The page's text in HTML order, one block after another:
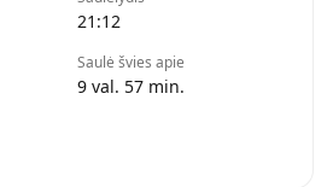
21:12
Saulė švies apie
9 val. 57 min.